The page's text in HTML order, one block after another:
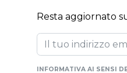
Resta aggiornato
INFORMATIVA AI SENSI